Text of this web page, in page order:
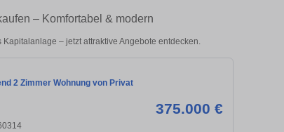
– Komfortabel & modern
– jetzt attraktive Angebote entdecken.
2 Zimmer Wohnung von Privat
375.000 €